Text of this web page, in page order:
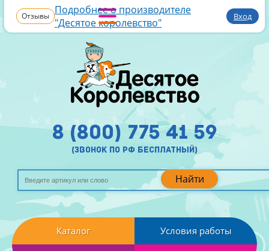
Отзывы Подробнее о производителе
"Десятое королевство"
Вход
Найти
8 (800) 775 41 59
(звонок по рф бесплатный)
Каталог Условия работы